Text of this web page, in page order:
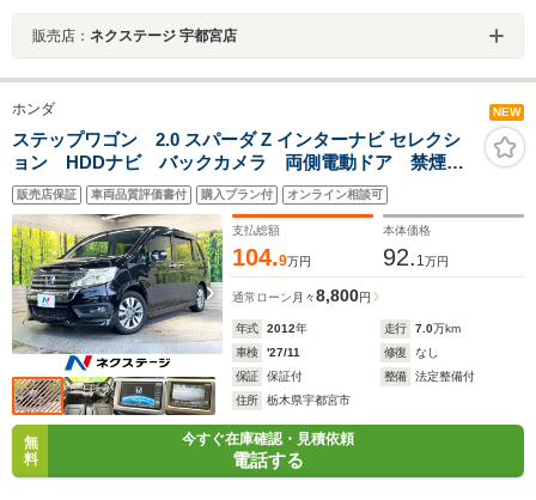
販売店： ネクステージ 宇都宮店
ホンダ NEW
ステップワゴン 2.0 スパーダ Z インターナビ セレクシ
ョン HDDナビ バックカメラ 両側電動ドア 禁煙
車 スマートキー HIDヘッド ビルトインETC クルコ
ン 純正16インチアルミ オートライト オートエアコ
ン CD DVD再生 地デジ パドルシフト
販売店保証 車両品質評価書付 購入プラン付 オンライン相談可
支払総額
104.9万円
本体価格
92. 1万円
通常ローン 月々8,800円
年式 2012年 走行 7.0万km
車検
'27/11 修復
なし
保証
保証付 整備
法定整備付
住所
栃木県宇都宮市
無
料
今すぐ在庫確認・見積依頼
電話する